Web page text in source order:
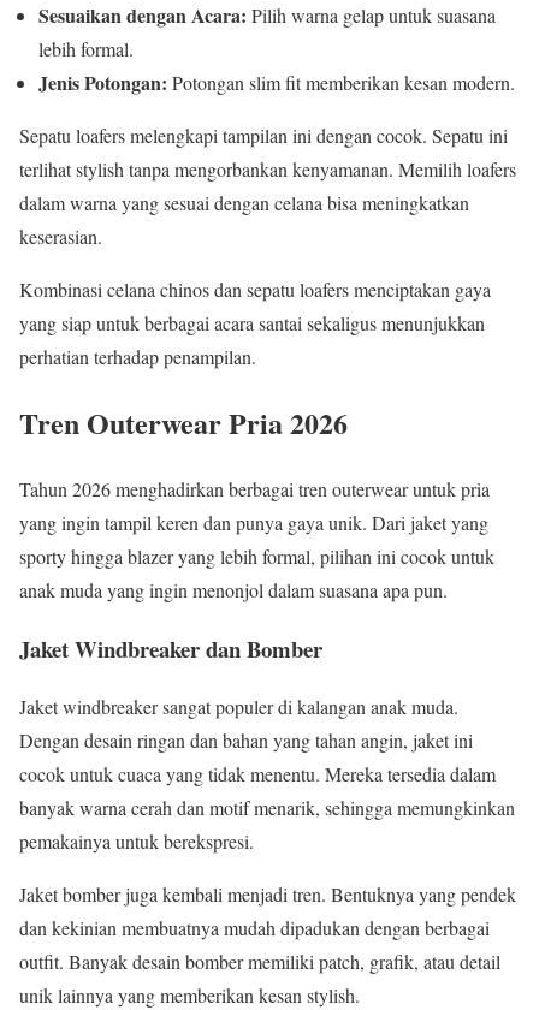
Sesuaikan dengan Acara: Pilih warna gelap untuk suasana
lebih formal.
Jenis Potongan: Potongan slim fit memberikan kesan modern.
Sepatu loafers melengkapi tampilan ini dengan cocok. Sepatu ini
terlihat stylish tanpa mengorbankan kenyamanan. Memilih loafers
dalam warna yang sesuai dengan celana bisa meningkatkan
keserasian.
Kombinasi celana chinos dan sepatu loafers menciptakan gaya
yang siap untuk berbagai acara santai sekaligus menunjukkan
perhatian terhadap penampilan.
Tren Outerwear Pria 2026
Tahun 2026 menghadirkan berbagai tren outerwear untuk pria
yang ingin tampil keren dan punya gaya unik. Dari jaket yang
sporty hingga blazer yang lebih formal, pilihan ini cocok untuk
anak muda yang ingin menonjol dalam suasana apa pun.
Jaket Windbreaker dan Bomber
Jaket windbreaker sangat populer di kalangan anak muda.
Dengan desain ringan dan bahan yang tahan angin, jaket ini
cocok untuk cuaca yang tidak menentu. Mereka tersedia dalam
banyak warna cerah dan motif menarik, sehingga memungkinkan
pemakainya untuk berekspresi.
Jaket bomber juga kembali menjadi tren. Bentuknya yang pendek
dan kekinian membuatnya mudah dipadukan dengan berbagai
outfit. Banyak desain bomber memiliki patch, grafik, atau detail
unik lainnya yang memberikan kesan stylish.